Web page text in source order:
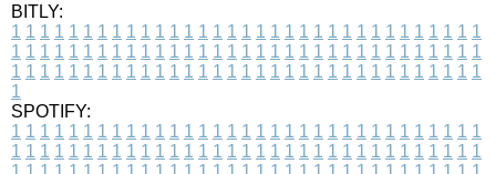
BITLY:
1 1 1 1 1 1 1 1 1 1 1 1 1 1 1 1 1 1 1 1 1 1 1 1 1 1 1 1 1 1 1 1 1
1 1 1 1 1 1 1 1 1 1 1 1 1 1 1 1 1 1 1 1 1 1 1 1 1 1 1 1 1 1 1 1 1
1 1 1 1 1 1 1 1 1 1 1 1 1 1 1 1 1 1 1 1 1 1 1 1 1 1 1 1 1 1 1 1 1
1
SPOTIFY:
1 1 1 1 1 1 1 1 1 1 1 1 1 1 1 1 1 1 1 1 1 1 1 1 1 1 1 1 1 1 1 1 1
1 1 1 1 1 1 1 1 1 1 1 1 1 1 1 1 1 1 1 1 1 1 1 1 1 1 1 1 1 1 1 1 1